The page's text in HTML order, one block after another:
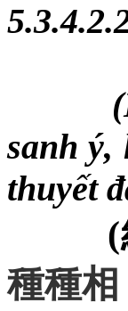
sanh ý,
thuyết
(
種種相